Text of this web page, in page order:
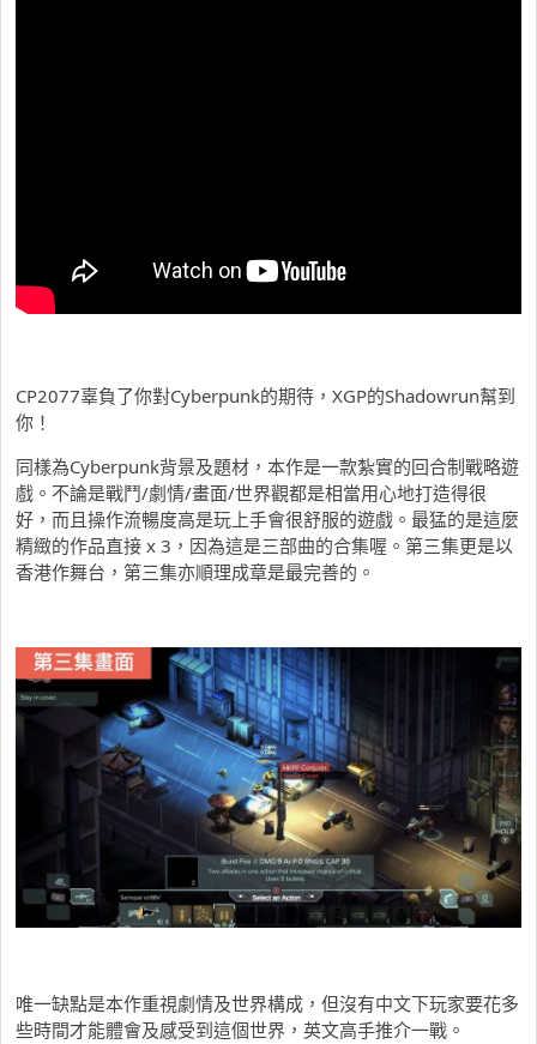
CP2077辜負了你對Cyberpunk的期待，XGP的Shadowrun幫到
你！
同樣為Cyberpunk背景及題材，本作是一款紮實的回合制戰略遊
戲。不論是戰鬥/劇情/畫面/世界觀都是相當用心地打造得很
好，而且操作流暢度高是玩上手會很舒服的遊戲。最猛的是這麼
精緻的作品直接 x 3，因為這是三部曲的合集喔。第三集更是以
香港作舞台，第三集亦順理成章是最完善的。
唯一缺點是本作重視劇情及世界構成，但沒有中文下玩家要花多
些時間才能體會及感受到這個世界，英文高手推介一戰。